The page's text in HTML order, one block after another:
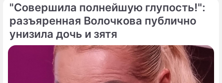
доселе четкостью.
"Совершила полнейшую глупость!":
разъяренная Волочкова публично
унизила дочь и зятя